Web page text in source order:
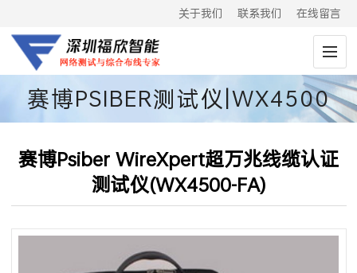
关于我们 联系我们 在线留言
赛博PSIBER测试仪|WX4500
赛博Psiber WireXpert超万兆线缆认证
测试仪(WX4500-FA)